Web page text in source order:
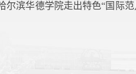
尔滨华德学院走出特色“国际范